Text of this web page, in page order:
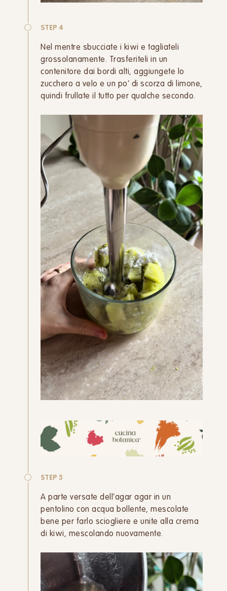
STEP 4
Nel mentre sbucciate i kiwi e tagliateli
grossolanamente. Trasferiteli in un
contenitore dai bordi alti, aggiungete lo
zucchero a velo e un po’ di scorza di limone,
quindi frullate il tutto per qualche secondo.
STEP 5
A parte versate dell’agar agar in un
pentolino con acqua bollente, mescolate
bene per farlo sciogliere e unite alla crema
di kiwi, mescolando nuovamente.